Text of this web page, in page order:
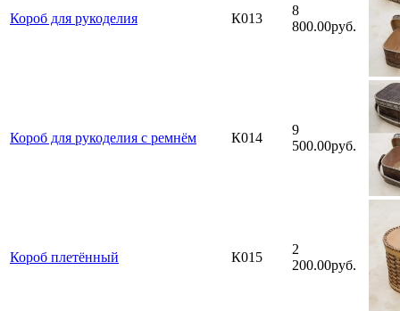
Короб для рукоделия К013
8
800.00руб.
Короб для рукоделия с ремнём К014
9
500.00руб.
Короб плетённый К015
2
200.00руб.